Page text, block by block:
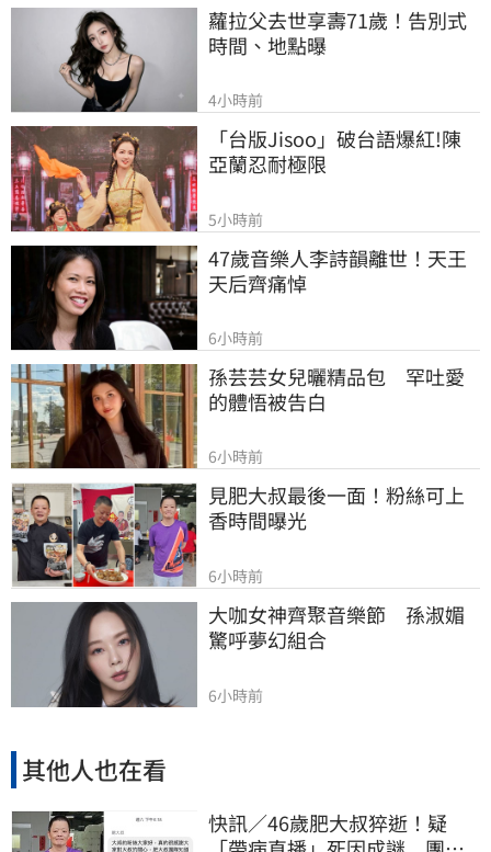
蘿拉父去世享壽71歲！告別式
時間、地點曝
4小時前
「台版Jisoo」破台語爆紅!陳
亞蘭忍耐極限
5小時前
47歲音樂人李詩韻離世！天王
天后齊痛悼
6小時前
孫芸芸女兒曬精品包　罕吐愛
的體悟被告白
6小時前
見肥大叔最後一面！粉絲可上
香時間曝光
6小時前
大咖女神齊聚音樂節　孫淑媚
驚呼夢幻組合
6小時前
其他人也在看
快訊／46歲肥大叔猝逝！疑